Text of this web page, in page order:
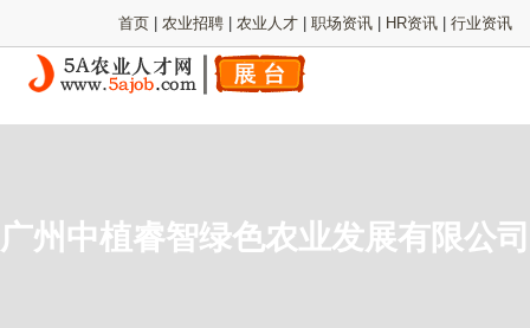
首页 农业招聘 农业人才 职场资讯 HR资讯 行业资讯
广州中植睿智绿色农业发展有限公司